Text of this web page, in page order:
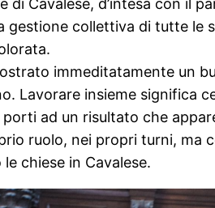
di Cavalese, d’intesa con il
gestione collettiva di tutte le
immeditatamente un
Lavorare insieme significa
ad un risultato che
ruolo, nei propri turni, ma
chiese in Cavalese.